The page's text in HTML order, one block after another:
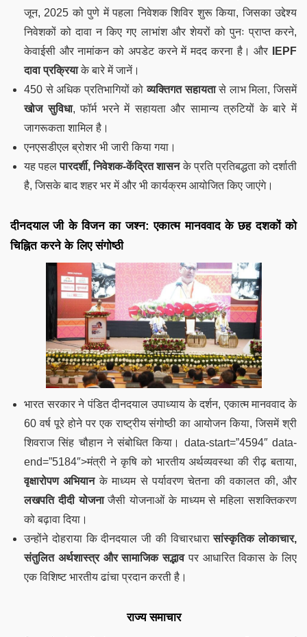
जून, 2025 को पुणे में पहला निवेशक शिविर शुरू किया, जिसका उद्देश्य
निवेशकों को दावा न किए गए लाभांश और शेयरों को पुनः प्राप्त करने,
केवाईसी और नामांकन को अपडेट करने में मदद करना है। और
IEPF
दावा प्रक्रियाके बारे में जानें।
450 से अधिक प्रतिभागियों कोव्यक्तिगत सहायतासे लाभ मिला, जिसमें
खोज सुविधा, फॉर्म भरने में सहायता और सामान्य त्रुटियों के बारे में
जागरूकता शामिल है।
एनएसडीएल ब्रोशर भी जारी किया गया।
यह पहलपारदर्शी, निवेशक-केंद्रित शासनके प्रति प्रतिबद्धता को दर्शाती
है, जिसके बाद शहर भर में और भी कार्यक्रम आयोजित किए जाएंगे।
दीनदयाल जी के विजन का जश्न: एकात्म मानववाद के छह दशकों को
चिह्नित करने के लिए संगोष्ठी
भारत सरकार ने पंडित दीनदयाल उपाध्याय के दर्शन, एकात्म मानववाद के
60 वर्ष पूरे होने पर एक राष्ट्रीय संगोष्ठी का आयोजन किया, जिसमें श्री
शिवराज सिंह चौहान ने संबोधित किया। data-start=”4594″ data-
end=”5184″>मंत्री ने कृषि को भारतीय अर्थव्यवस्था की रीढ़ बताया,
वृक्षारोपण अभियानके माध्यम से पर्यावरण चेतना की वकालत की, और
लखपति दीदी योजनाजैसी योजनाओं के माध्यम से महिला सशक्तिकरण
को बढ़ावा दिया।
उन्होंने दोहराया कि दीनदयाल जी की विचारधारासांस्कृतिक लोकाचार,
संतुलित अर्थशास्त्र और सामाजिक सद्भावपर आधारित विकास के लिए
एक विशिष्ट भारतीय ढांचा प्रदान करती है।
राज्य समाचार